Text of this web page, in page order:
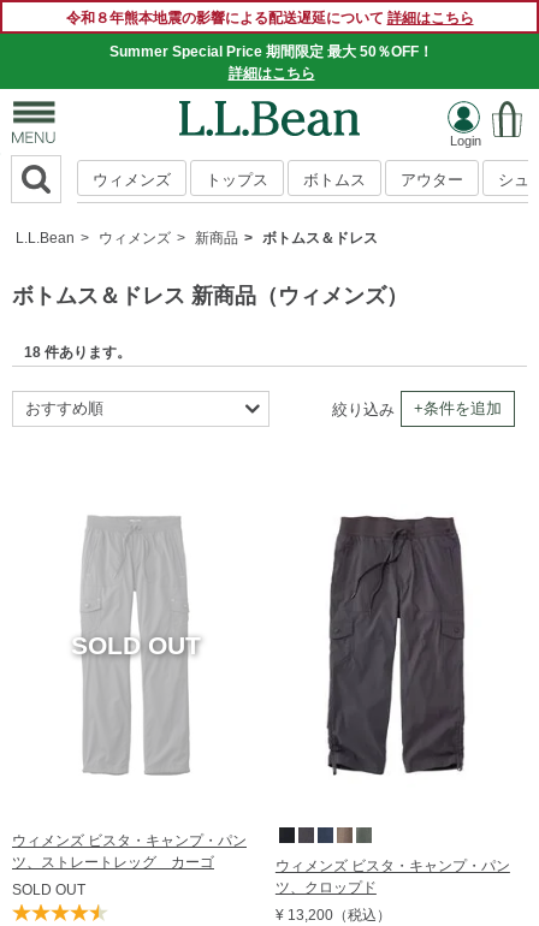
令和８年熊本地震の影響による配送遅延について 詳細はこちら
Summer Special Price 期間限定 最大 50％OFF！
詳細はこちら
ウィメンズ トップス ボトムス アウター シュ
L.L.Bean ウィメンズ 新商品 ボトムス＆ドレス
ボトムス＆ドレス 新商品（ウィメンズ）
18 件あります。
おすすめ順
価格の安い順
価格の高い順
売れてる順
絞り込み +条件を追加
ウィメンズ ビスタ・キャンプ・パン
ツ、ストレートレッグ カーゴ
SOLD OUT
ウィメンズ ビスタ・キャンプ・パン
ツ、クロップド
¥ 13,200（税込）